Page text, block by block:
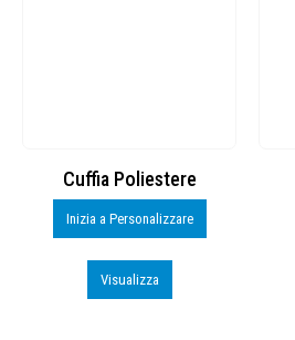
Cuffia Poliestere
Inizia a Personalizzare
Visualizza